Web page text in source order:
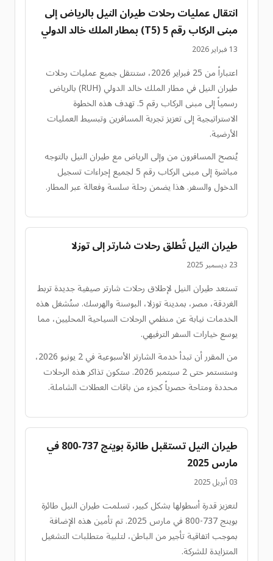
انتقال عمليات رحلات طيران النيل بالرياض إلى
مبنى الركاب رقم 5 (T5) بمطار الملك خالد الدولي
13 فبراير 2026
اعتباراً من 25 فبراير 2026، ستنتقل جميع عمليات رحلات
طيران النيل في مطار الملك خالد الدولي (RUH) بالرياض
رسمياً إلى مبنى الركاب رقم 5. تهدف هذه الخطوة
الاستراتيجية إلى تعزيز تجربة المسافرين وتبسيط العمليات
الأرضية.
يُنصح المسافرون من وإلى الرياض مع طيران النيل بالتوجه
مباشرة إلى مبنى الركاب رقم 5 لجميع إجراءات تسجيل
الدخول والسفر. هذا يضمن رحلة سلسة وفعالة عبر المطار.
طيران النيل تُطلق رحلات شارتر إلى توزلا
23 ديسمبر 2025
تستعد طيران النيل لإطلاق رحلات شارتر صيفية جديدة تربط
الغردقة، مصر، بمدينة توزلا، البوسنة والهرسك. ستُشغل هذه
الخدمات نيابة عن منظمي الرحلات السياحية المحليين، مما
يوسع خيارات السفر الترفيهي.
من المقرر أن تبدأ خدمة الشارتر الأسبوعية في 2 يونيو 2026،
وستستمر حتى 2 سبتمبر 2026. ستكون تذاكر هذه الرحلات
محددة ومتاحة حصرياً كجزء من باقات العطلات الشاملة.
طيران النيل تستقبل طائرة بوينج 737-800 في
مارس 2025
03 أبريل 2025
لتعزيز قدرة أسطولها بشكل كبير، تسلمت طيران النيل طائرة
بوينج 737-800 في مارس 2025. تم تأمين هذه الإضافة
بموجب اتفاقية تأجير من الباطن، لتلبية متطلبات التشغيل
المتزايدة للشركة.